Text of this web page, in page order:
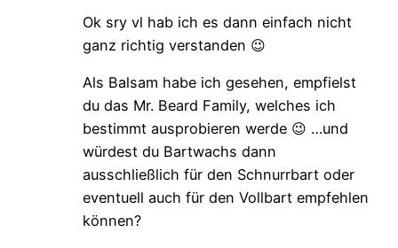
Ok sry vl hab ich es dann einfach nicht
ganz richtig verstanden 😉
Als Balsam habe ich gesehen, empfielst
du das Mr. Beard Family, welches ich
bestimmt ausprobieren werde 😉 …und
würdest du Bartwachs dann
ausschließlich für den Schnurrbart oder
eventuell auch für den Vollbart empfehlen
können?